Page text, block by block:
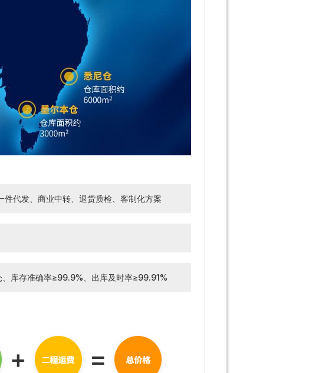
件代发、商业中转、退货质检、客制化方案
库存准确率≥99.9%、出库及时率≥99.91%